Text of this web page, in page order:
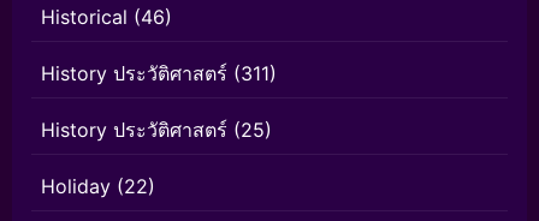
Historical (46)
History ประวัติศาสตร์ (311)
History ประวัติศาสตร์ (25)
Holiday (22)